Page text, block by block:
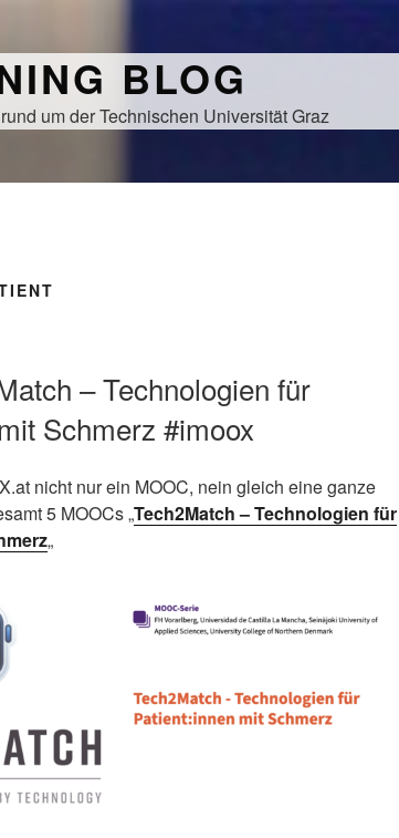
BLOG
um der Technischen Universität Graz
– Technologien für
Schmerz #imoox
nicht nur ein MOOC, nein gleich eine ganze
5 MOOCs „Tech2Match – Technologien für
„